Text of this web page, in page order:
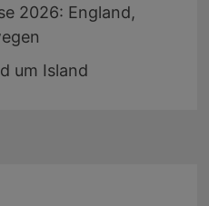
2026: England,
um Island